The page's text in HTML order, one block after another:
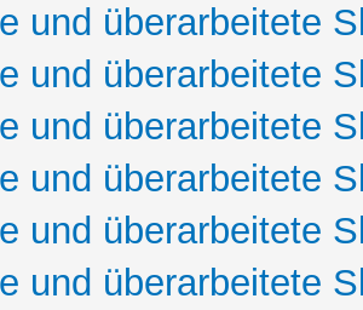
und überarbeitete
und überarbeitete
und überarbeitete
und überarbeitete
und überarbeitete
und überarbeitete